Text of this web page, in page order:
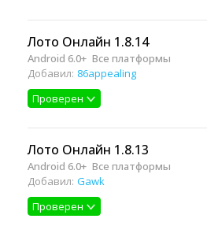
Лото Онлайн 1.8.14
Android 6.0+ Все платформы
Добавил: 86appealing
Проверен
Лото Онлайн 1.8.13
Android 6.0+ Все платформы
Добавил: Gawk
Проверен